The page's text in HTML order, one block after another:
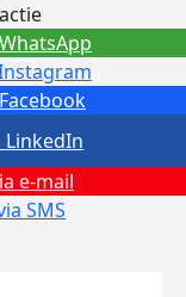
e-mail
SMS
LinkedIn